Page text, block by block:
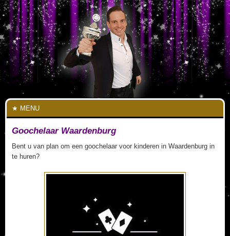
MENU
Goochelaar Waardenburg
Bent u van plan om een goochelaar voor kinderen in Waardenburg in
te huren?